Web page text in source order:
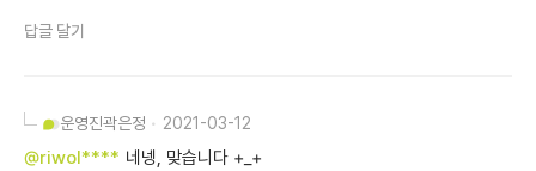
답글 달기
운영진곽은정 2021-03-12
@riwol**** 네넹, 맞습니다 +_+